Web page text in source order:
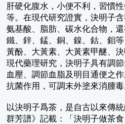
肝硬化腹水，小便不利，習慣
等。在現代研究證實，決明子
氨基酸、脂肪、碳水化合物，
鐵、鋅、錳、銅、鎳、鈷、鉬
黃酚、大黃素、大黃素甲醚、決
現代藥理研究，決明子具有調
血壓、調節血脂及明目通便之
抗菌作用，可調末外塗來消腫毒
以決明子爲茶，是自古以來傳
群芳譜》記載：「決明子做茶